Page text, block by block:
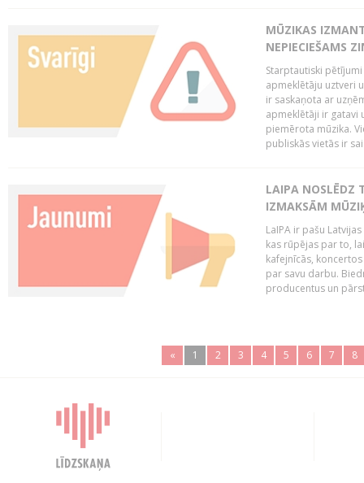
MŪZIKAS
NEPIECIEŠAMS
Starptautiski
apmeklētāju uztveri
ir saskaņota ar
apmeklētāji ir gatavi
piemērota mūzika.
publiskās vietās ir
LAIPA NOSLĒDZ
IZMAKSĀM
LaIPA ir pašu
kas rūpējas par to,
kafejnīcās,
par savu darbu.
producentus un
« 1 2 3 4 5 6 7 8